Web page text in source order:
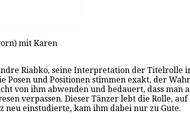
mit Karen
Riabko, seine Interpretation der Titelrolle
und Positionen stimmen exakt, der
von ihm abwenden und bedauert, dass man
verpassen. Dieser Tänzer lebt die Rolle,
neu einstudierte, kam ihm dabei nur zu Gute.